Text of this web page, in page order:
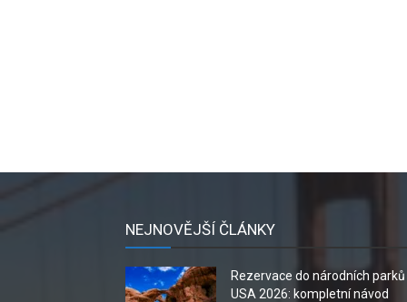
NEJNOVĚJŠÍ ČLÁNKY
Rezervace do národních parků
USA 2026: kompletní návod